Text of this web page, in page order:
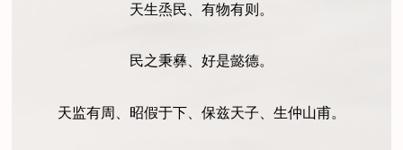
天生烝民、有物有则。
民之秉彝、好是懿德。
天监有周、昭假于下、保兹天子、生仲山甫。